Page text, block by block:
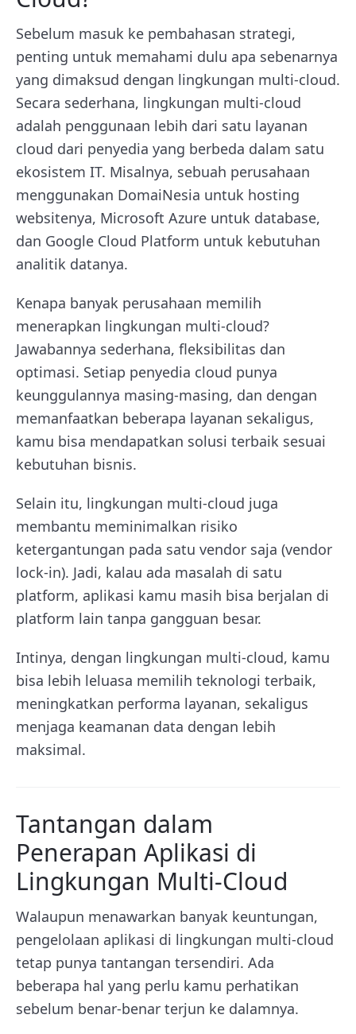
Sebelum masuk ke pembahasan strategi,
penting untuk memahami dulu apa sebenarnya
yang dimaksud dengan lingkungan multi-cloud.
Secara sederhana, lingkungan multi-cloud
adalah penggunaan lebih dari satu layanan
cloud dari penyedia yang berbeda dalam satu
ekosistem IT. Misalnya, sebuah perusahaan
menggunakan DomaiNesia untuk hosting
websitenya, Microsoft Azure untuk database,
dan Google Cloud Platform untuk kebutuhan
analitik datanya.
Kenapa banyak perusahaan memilih
menerapkan lingkungan multi-cloud?
Jawabannya sederhana, fleksibilitas dan
optimasi. Setiap penyedia cloud punya
keunggulannya masing-masing, dan dengan
memanfaatkan beberapa layanan sekaligus,
kamu bisa mendapatkan solusi terbaik sesuai
kebutuhan bisnis.
Selain itu, lingkungan multi-cloud juga
membantu meminimalkan risiko
ketergantungan pada satu vendor saja (vendor
lock-in). Jadi, kalau ada masalah di satu
platform, aplikasi kamu masih bisa berjalan di
platform lain tanpa gangguan besar.
Intinya, dengan lingkungan multi-cloud, kamu
bisa lebih leluasa memilih teknologi terbaik,
meningkatkan performa layanan, sekaligus
menjaga keamanan data dengan lebih
maksimal.
Tantangan dalam
Penerapan Aplikasi di
Lingkungan Multi-Cloud
Walaupun menawarkan banyak keuntungan,
pengelolaan aplikasi di lingkungan multi-cloud
tetap punya tantangan tersendiri. Ada
beberapa hal yang perlu kamu perhatikan
sebelum benar-benar terjun ke dalamnya.